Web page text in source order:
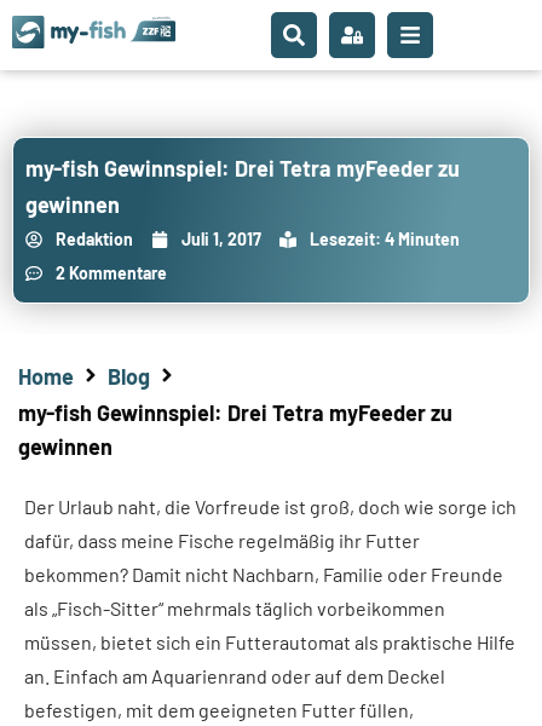
my-fish Gewinnspiel: Drei Tetra myFeeder zu
gewinnen
Redaktion Juli 1, 2017
Lesezeit: 4 Minuten
2 Kommentare
Home
Blog
my-fish Gewinnspiel: Drei Tetra myFeeder zu
gewinnen
Der Urlaub naht, die Vorfreude ist groß, doch wie sorge ich
dafür, dass meine Fische regelmäßig ihr Futter
bekommen? Damit nicht Nachbarn, Familie oder Freunde
als „Fisch-Sitter“ mehrmals täglich vorbeikommen
müssen, bietet sich ein Futterautomat als praktische Hilfe
an. Einfach am Aquarienrand oder auf dem Deckel
befestigen, mit dem geeigneten Futter füllen,